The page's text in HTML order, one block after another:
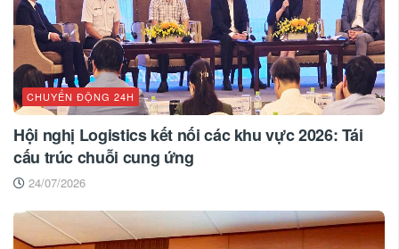
CHUYỂN ĐỘNG 24H
Hội nghị Logistics kết nối các khu vực 2026: Tái
cấu trúc chuỗi cung ứng
24/07/2026